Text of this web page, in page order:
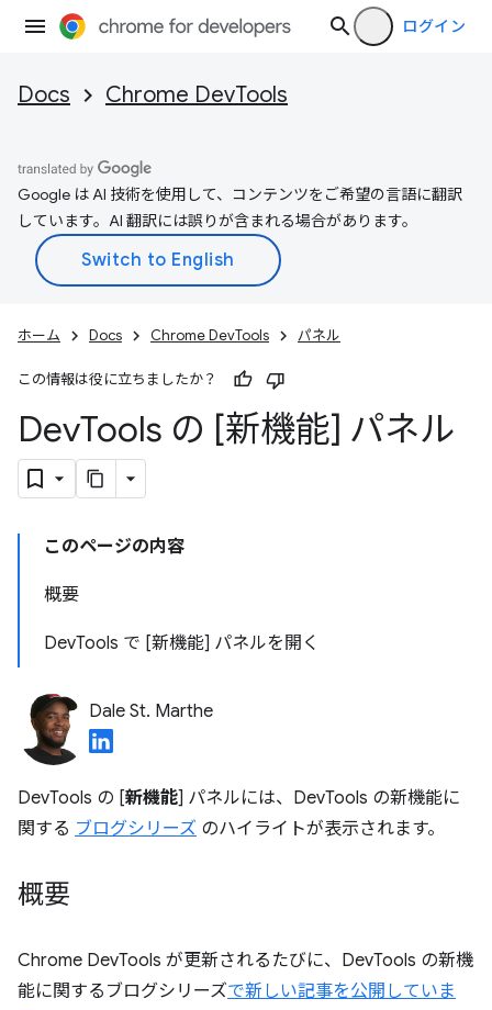
ログイン
Docs Chrome DevTools
Google は AI 技術を使用して、コンテンツをご希望の言語に翻訳
しています。AI 翻訳には誤りが含まれる場合があります。
ホーム Docs Chrome DevTools パネル
この情報は役に立ちましたか？
DevTools の [新機能] パネル
このページの内容
概要
DevTools で [新機能] パネルを開く
Dale St. Marthe
DevTools の [新機能] パネルには、DevTools の新機能に
関する ブログシリーズ のハイライトが表示されます。
概要
Chrome DevTools が更新されるたびに、DevTools の新機
能に関するブログシリーズで新しい記事を公開していま